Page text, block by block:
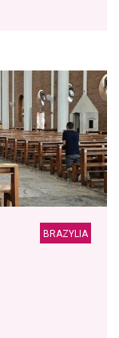
BRAZYLIA